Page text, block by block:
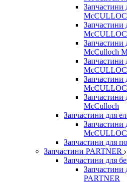
Запчастини
Запчастини
Запчастини
McCulloch
Запчастини
Запчастини
Запчастини
McCulloch
Запчастини для
Запчастини
Запчастини для
Запчастини PARTNER
Запчастини для
Запчастини
PARTNER